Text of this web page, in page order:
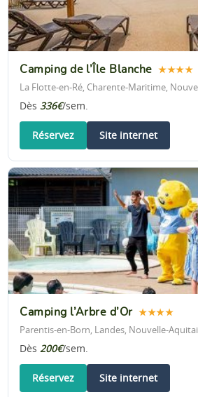
Camping de l’Île Blanche ★★★★
La Flotte-en-Ré, Charente-Maritime,
Dès336€/sem.
Réservez Site internet
Camping l’Arbre d’Or ★★★★
Parentis-en-Born, Landes, Nouvelle-
Dès200€/sem.
Réservez Site internet